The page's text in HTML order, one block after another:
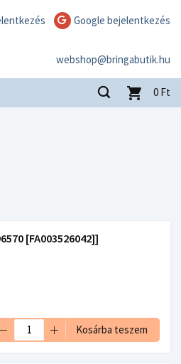
Google bejelentkezés
webshop@bringabutik.hu
0 Ft
[FA003526042]]
Kosárba teszem